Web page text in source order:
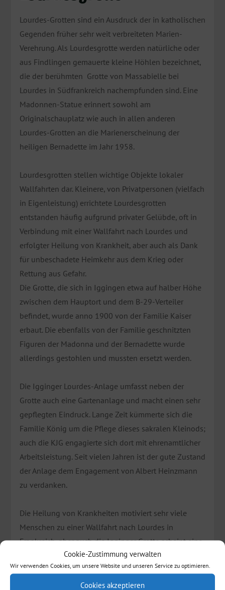
Cookie-Zustimmung verwalten
Wir verwenden Cookies, um unsere Website und unseren Service zu optimieren.
Cookies akzeptieren
Lourdes-Grotten sind ein Ausdruck der in katholischen
Gegenden früher sehr weit verbreiteten Marien-
Verehrung. Als Lourdesgrotte werden natürliche oder
aus Findlingen gemauerte kleine Höhlen bezeichnet,
die der berühmten Grotte von Massabielle bei
Lourdes in Südfrankreich nachempfunden sind. Eine
Madonnen-Statue erinnert sowohl am
Originalschauplatz wie auch in allen anderen
Lourdes-Grotten an die Marienerscheinung der
heiligen Bernadette im Jahr 1958.
Lourdesgrotten stellen wichtige Objekte lokaler
Wallfahrten dar. Kleinere, von Privatpersonen (vielfach
in Eigenleistung) errichtete Lourdesgrotten
entstanden häufig aufgrund privater Gelübde, oft in
Verbindung mit einer Wallfahrt nach Lourdes und
erfolgter Heilung von Krankheit, aber auch als Dank
für unbeschadete Heimkehr aus dem Krieg oder
Rettung aus Gefahr.
Die Grotte, die sich in Iggingen etwa auf halber Höhe
zwischen dem Hauptort und dem B-29-Verteiler
befindet, wurde anno 1900 von der Familie Kaiser
erbaut. Die ebenfalls von der Familie geschnitzten
Figuren der Madonna und der Bernadette wurde
allerdings gestohlen und mussten ersetzt werden.
Die Igginger Lourdes-Anlage umfasst neben der
Grotte auch eine Gartenanlage und macht einen sehr
gepflegten Eindruck. Lange Zeit kümmerte sich die
Familie König um die Pflege dieses sakralen Kleinods;
auch die KJG engagierte sich dort mit ehrenamtlicher
Arbeitsleistung. Seit vielen Jahren ist der gute Zustand
der Anlage dem Engagement von Albert Heinzmann
zu verdanken.
Die Heilung von Krankheiten motiviert sehr viele
Menschen zu einer Wallfahrt nach Lourdes in
Frankreich, aber auch die Igginger Grotte scheint eine
heilende Kraft zu haben. Es ist überliefert, dass 1980
dort die Großmutter einer Sinti-Familie für die
Heilung ihrer schwer kranken Enkelin gebetet hat und